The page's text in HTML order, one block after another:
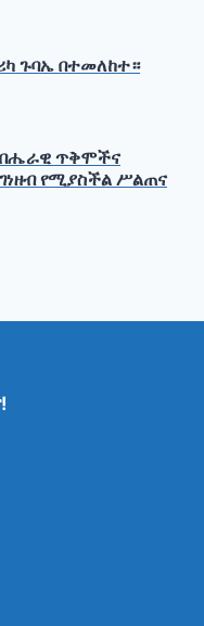
ጉባኤ በተመለከተ።
ጥቅሞችና
የሚያስችል ሥልጠና